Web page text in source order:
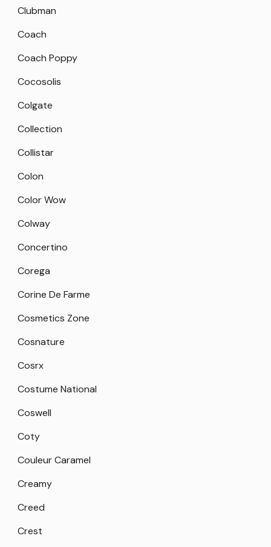
Clubman
Coach
Coach Poppy
Cocosolis
Colgate
Collection
Collistar
Colon
Color Wow
Colway
Concertino
Corega
Corine De Farme
Cosmetics Zone
Cosnature
Cosrx
Costume National
Coswell
Coty
Couleur Caramel
Creamy
Creed
Crest